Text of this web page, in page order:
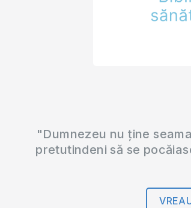
"Dumnezeu nu ține
pretutindeni să se